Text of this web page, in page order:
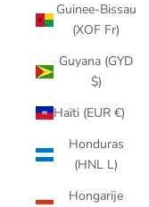
Guinee-Bissau
(XOF Fr)
Guyana (GYD
$)
Haïti (EUR €)
Honduras
(HNL L)
Hongarije